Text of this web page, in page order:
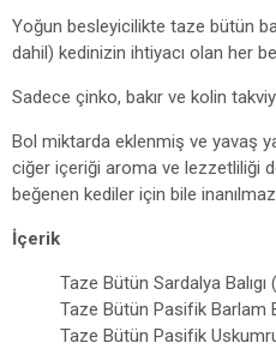
Yoğun besleyicilikte taze bütün
dahil) kedinizin ihtiyacı olan her
Sadece çinko, bakır ve kolin
Bol miktarda eklenmiş ve yavaş
ciğer içeriği aroma ve lezzetliliği
beğenen kediler için bile
İçerik
Taze Bütün Sardalya Balıgı
Taze Bütün Pasifik Barlam
Taze Bütün Pasifik